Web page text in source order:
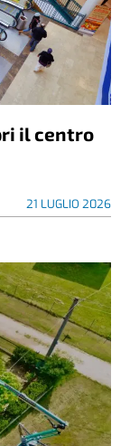
il centro
21 LUGLIO 2026